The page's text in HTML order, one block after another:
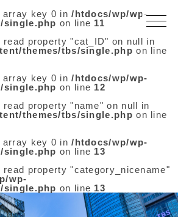
array key 0 in/htdocs/wp/wp-
single.php on line 11
read property "cat_ID" on null in
themes/tbs/single.php on line
array key 0 in/htdocs/wp/wp-
single.php on line 12
read property "name" on null in
themes/tbs/single.php on line
array key 0 in/htdocs/wp/wp-
single.php on line 13
read property "category_nicename"
wp-
single.php on line 13